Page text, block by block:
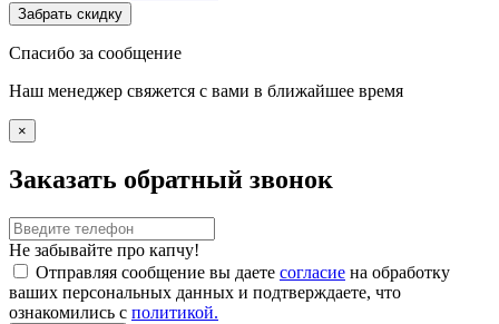
Забрать скидку
Спасибо за сообщение
Наш менеджер свяжется с вами в ближайшее время
×
Заказать обратный звонок
Не забывайте про капчу!
Отправляя сообщение вы даете согласие на обработку
ваших персональных данных и подтверждаете, что
ознакомились с политикой.